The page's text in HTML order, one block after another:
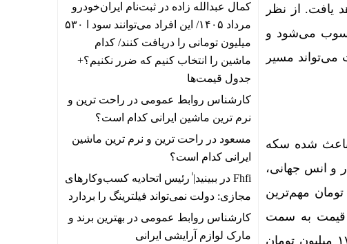
یافت. از نظر
هزار تومان مهم‌ترین حمایت طلای ۱۸ عیار محسوب می‌شود و
مقاومت می‌تواند مسیر
باعث شده سکه
و انس جهانی،
بازگردد. از دید تحلیلگران، محدوده ۱۷۷ میلیون تومان مهم‌ترین
قیمت به سمت
مقاومت ۱۷۹ تا ۱۸۰ میلیون تومان وجود دارد. در مقابل، از دست رفتن حمایت ۱۷۷ میلیون تومان
کمال عبدالله زاده در ثبت‌نام ایران‌خودرو
مرداد ۱۴۰۵/ این افراد می‌توانند سود ا ۵۳۰
میلیون تومانی را دریافت کنند/ کدام
ماشین را انتخاب کنیم که ضرر نکنیم؟+
جدول قیمت‌ها
کارشناس روابط عمومی در راحت ترین و
نرم ترین ماشین ایرانی کدام است؟
مسعود در راحت ترین و نرم ترین ماشین
ایرانی کدام است؟
Fhfiدر ببینید| ٰرئیس اتحادیه کسب‌وکارهای
مجازی: دولت نمی‌تواند فیلترینگ را بردارد
کارشناس روابط عمومی در بهترین برند و
مارک لوازم آرایشی ایرانی